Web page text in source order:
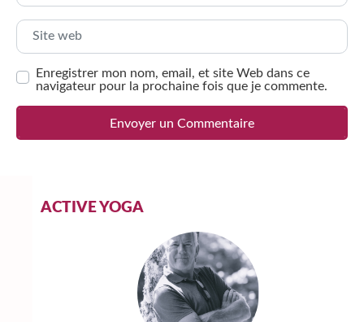
Site web
Enregistrer mon nom, email, et site Web dans ce
navigateur pour la prochaine fois que je commente.
ACTIVE YOGA